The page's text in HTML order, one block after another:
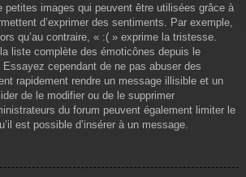
petites images qui peuvent être utilisées grâce à
d’exprimer des sentiments. Par exemple,
qu’au contraire, « :( » exprime la tristesse.
liste complète des émoticônes depuis le
cependant de ne pas abuser des
rapidement rendre un message illisible et un
de le modifier ou de le supprimer
du forum peuvent également limiter le
est possible d’insérer à un message.